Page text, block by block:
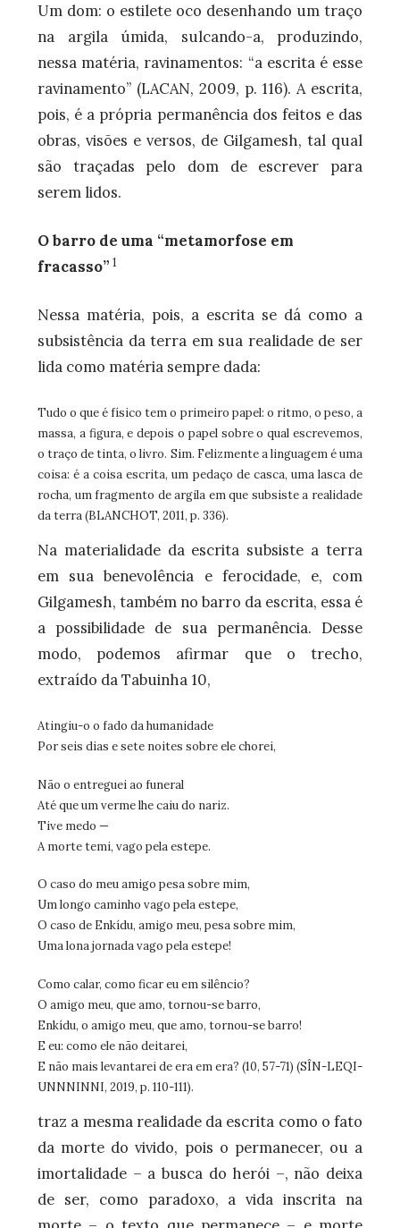
Um dom: o estilete oco desenhando um traço
na argila úmida, sulcando-a, produzindo,
nessa matéria, ravinamentos: “a escrita é esse
ravinamento” (LACAN, 2009, p. 116). A escrita,
pois, é a própria permanência dos feitos e das
obras, visões e versos, de Gilgamesh, tal qual
são traçadas pelo dom de escrever para
serem lidos.
O barro de uma “metamorfose em
fracasso” 1
Nessa matéria, pois, a escrita se dá como a
subsistência da terra em sua realidade de ser
lida como matéria sempre dada:
Tudo o que é físico tem o primeiro papel: o ritmo, o peso, a
massa, a figura, e depois o papel sobre o qual escrevemos,
o traço de tinta, o livro. Sim. Felizmente a linguagem é uma
coisa: é a coisa escrita, um pedaço de casca, uma lasca de
rocha, um fragmento de argila em que subsiste a realidade
da terra (BLANCHOT, 2011, p. 336).
Na materialidade da escrita subsiste a terra
em sua benevolência e ferocidade, e, com
Gilgamesh, também no barro da escrita, essa é
a possibilidade de sua permanência. Desse
modo, podemos afirmar que o trecho,
extraído da Tabuinha 10,
Atingiu-o o fado da humanidade
Por seis dias e sete noites sobre ele chorei,
Não o entreguei ao funeral
Até que um verme lhe caiu do nariz.
Tive medo —
A morte temi, vago pela estepe.
O caso do meu amigo pesa sobre mim,
Um longo caminho vago pela estepe,
O caso de Enkídu, amigo meu, pesa sobre mim,
Uma lona jornada vago pela estepe!
Como calar, como ficar eu em silêncio?
O amigo meu, que amo, tornou-se barro,
Enkídu, o amigo meu, que amo, tornou-se barro!
E eu: como ele não deitarei,
E não mais levantarei de era em era? (10, 57-71) (SÎN-LEQI-
UNNNINNI, 2019, p. 110-111).
traz a mesma realidade da escrita como o fato
da morte do vivido, pois o permanecer, ou a
imortalidade – a busca do herói –, não deixa
de ser, como paradoxo, a vida inscrita na